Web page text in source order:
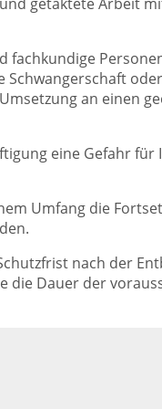
an einen
eine Gefahr
Umfang die
nach der
die Dauer der